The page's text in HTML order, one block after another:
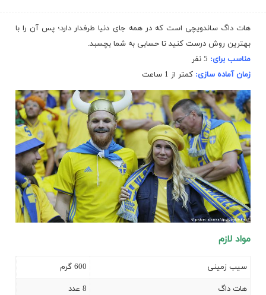
هات داگ ساندویچی است که در همه جای دنیا طرفدار دارد؛ پس آن را با
بهترین روش درست کنید تا حسابی به شما بچسبد.
مناسب برای:
زمان آماده سازی: کمتر از 1 ساعت
مواد لازم
سیب زمینی 600 گرم
هات داگ 8 عدد